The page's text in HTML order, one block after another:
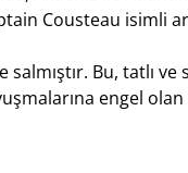
Cousteau isimli
Bu, tatlı
engel